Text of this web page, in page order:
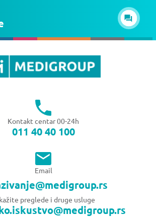
Kontakt centar 00-24h
011 40 40 100
Email
preglede i druge usluge